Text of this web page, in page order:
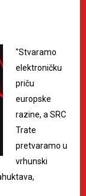
"Stvaramo
elektroničku
priču
europske
razine, a SRC
Trate
pretvaramo u
vrhunski